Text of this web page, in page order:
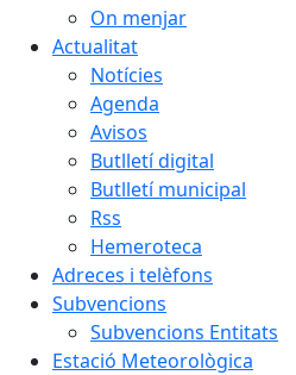
On menjar
Actualitat
Notícies
Agenda
Avisos
Butlletí digital
Butlletí municipal
Rss
Hemeroteca
Adreces i telèfons
Subvencions
Subvencions Entitats
Estació Meteorològica